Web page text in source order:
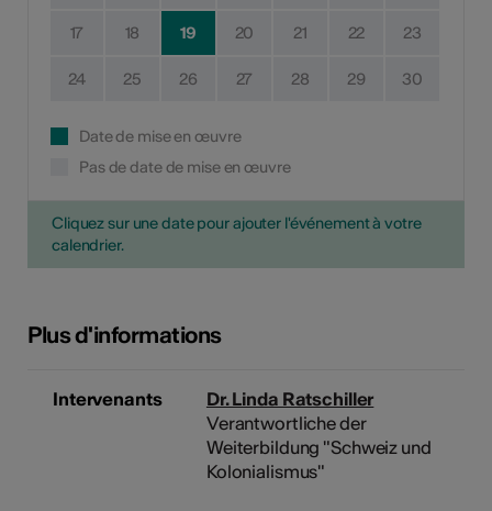
17 18 19 20 21 22 23
24 25 26 27 28 29 30
Date de mise en œuvre
Pas de date de mise en œuvre
Cliquez sur une date pour ajouter l'événement à votre
calendrier.
Plus d'informations
Intervenants
Dr. Linda Ratschiller
Verantwortliche der
Weiterbildung "Schweiz und
Kolonialismus"